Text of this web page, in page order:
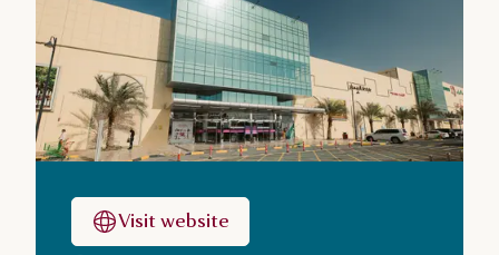
Visit website